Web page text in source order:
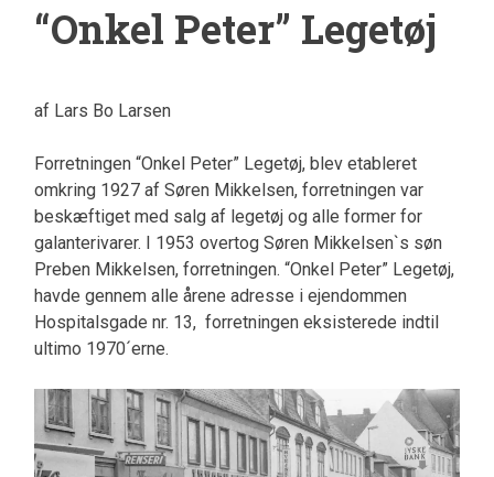
“Onkel Peter” Legetøj
af Lars Bo Larsen
Forretningen “Onkel Peter” Legetøj, blev etableret
omkring 1927 af Søren Mikkelsen, forretningen var
beskæftiget med salg af legetøj og alle former for
galanterivarer. I 1953 overtog Søren Mikkelsen`s søn
Preben Mikkelsen, forretningen. “Onkel Peter” Legetøj,
havde gennem alle årene adresse i ejendommen
Hospitalsgade nr. 13, forretningen eksisterede indtil
ultimo 1970´erne.